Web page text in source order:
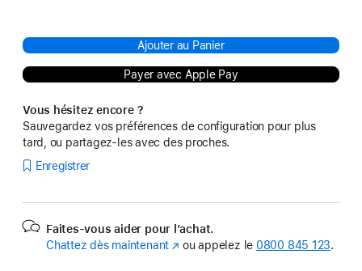
Ajouter au Panier
Payer avec Apple Pay
Vous hésitez encore ?
Sauvegardez vos préférences de configuration pour plus
tard, ou partagez-les avec des proches.
Enregistrer
Faites-vous aider pour l’achat.
Chattez dès maintenant (s’ouvre
ou appelez le 0800 845 123.